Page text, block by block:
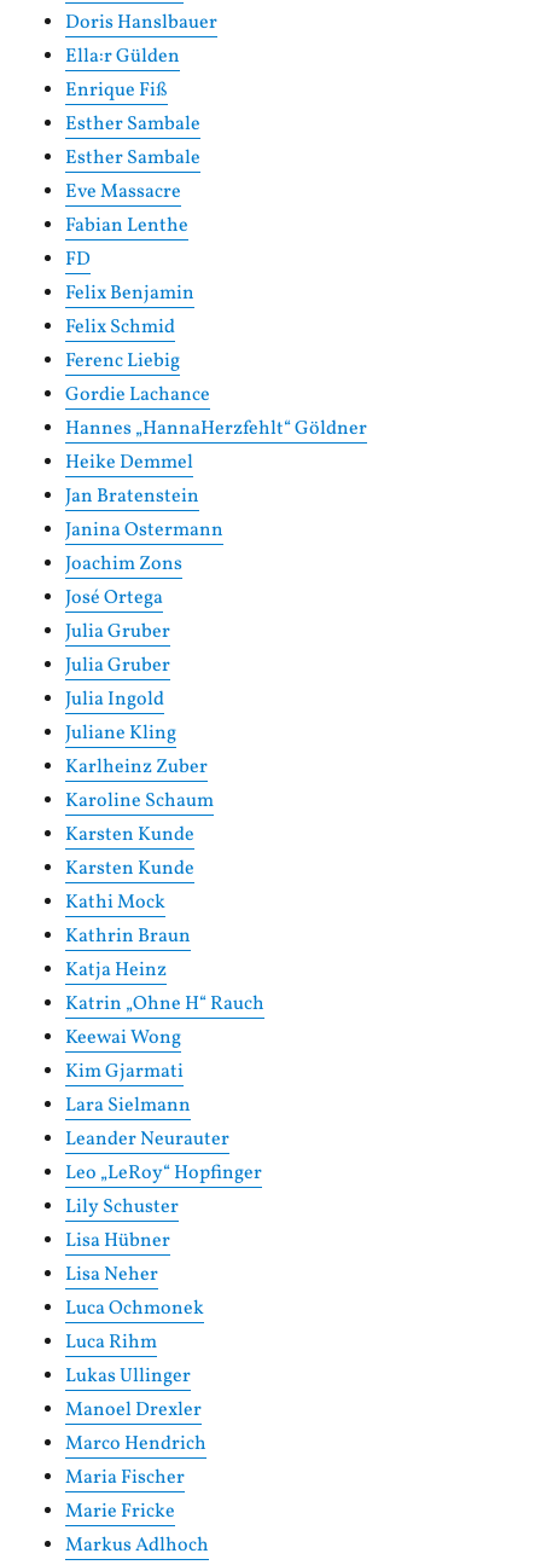
Doris Hanslbauer
Ella:r Gülden
Enrique Fiß
Esther Sambale
Esther Sambale
Eve Massacre
Fabian Lenthe
FD
Felix Benjamin
Felix Schmid
Ferenc Liebig
Gordie Lachance
Hannes „HannaHerzfehlt“ Göldner
Heike Demmel
Jan Bratenstein
Janina Ostermann
Joachim Zons
José Ortega
Julia Gruber
Julia Gruber
Julia Ingold
Juliane Kling
Karlheinz Zuber
Karoline Schaum
Karsten Kunde
Karsten Kunde
Kathi Mock
Kathrin Braun
Katja Heinz
Katrin „Ohne H“ Rauch
Keewai Wong
Kim Gjarmati
Lara Sielmann
Leander Neurauter
Leo „LeRoy“ Hopfinger
Lily Schuster
Lisa Hübner
Lisa Neher
Luca Ochmonek
Luca Rihm
Lukas Ullinger
Manoel Drexler
Marco Hendrich
Maria Fischer
Marie Fricke
Markus Adlhoch